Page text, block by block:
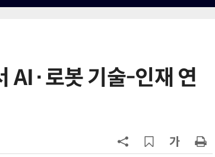
AI·로봇 기술-인재 연
6
구광모 LG 회장, 내주 美 실리콘밸리
전자, 美 B2B 구독 시동